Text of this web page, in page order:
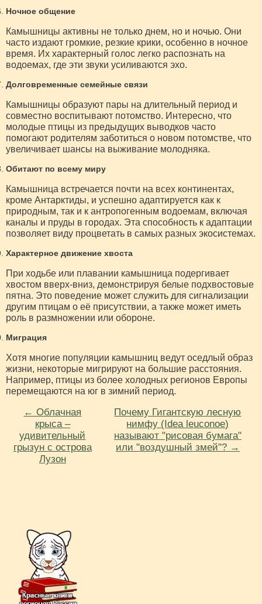
Ночное общение
Камышницы активны не только днем, но и ночью. Они
часто издают громкие, резкие крики, особенно в ночное
время. Их характерный голос легко распознать на
водоемах, где эти звуки усиливаются эхо.
Долговременные семейные связи
Камышницы образуют пары на длительный период и
совместно воспитывают потомство. Интересно, что
молодые птицы из предыдущих выводков часто
помогают родителям заботиться о новом потомстве, что
увеличивает шансы на выживание молодняка.
Обитают по всему миру
Камышница встречается почти на всех континентах,
кроме Антарктиды, и успешно адаптируется как к
природным, так и к антропогенным водоемам, включая
каналы и пруды в городах. Эта способность к адаптации
позволяет виду процветать в самых разных экосистемах.
Характерное движение хвоста
При ходьбе или плавании камышница подергивает
хвостом вверх-вниз, демонстрируя белые подхвостовые
пятна. Это поведение может служить для сигнализации
другим птицам о её присутствии, а также может иметь
роль в размножении или обороне.
Миграция
Хотя многие популяции камышниц ведут оседлый образ
жизни, некоторые мигрируют на большие расстояния.
Например, птицы из более холодных регионов Европы
перемещаются на юг в зимний период.
← Облачная
крыса –
удивительный
грызун с острова
Лузон
Почему Гигантскую лесную
нимфу (Idea leuconoe)
называют "рисовая бумага"
или "воздушный змей"? →